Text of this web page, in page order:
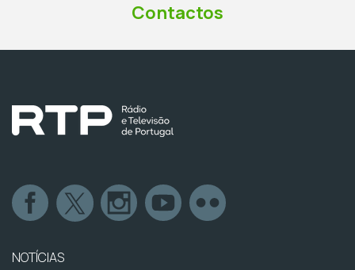
Contactos
NOTÍCIAS